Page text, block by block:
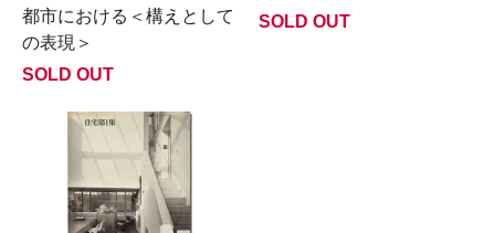
都市における＜構えとして
の表現＞
SOLD OUT
SOLD OUT